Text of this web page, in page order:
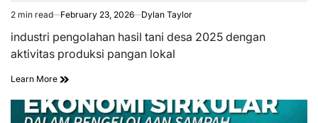
Estimated
read
time
2 min read February 23, 2026 Dylan Taylor
industri pengolahan hasil tani desa 2025 dengan
aktivitas produksi pangan lokal
Learn More